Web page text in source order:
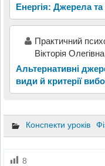
Енергія: Джерела
Практичний
Вікторія Олегівна
Альтернативні
види й критерії
Конспекти уроків
8